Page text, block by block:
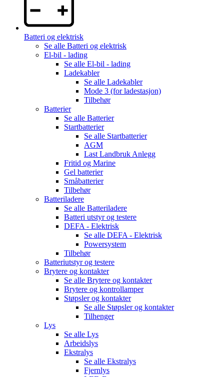
Batteri og elektrisk
Se alle Batteri og elektrisk
El-bil - lading
Se alle El-bil - lading
Ladekabler
Se alle Ladekabler
Mode 3 (for ladestasjon)
Tilbehør
Batterier
Se alle Batterier
Startbatterier
Se alle Startbatterier
AGM
Last Landbruk Anlegg
Fritid og Marine
Gel batterier
Småbatterier
Tilbehør
Batteriladere
Se alle Batteriladere
Batteri utstyr og testere
DEFA - Elektrisk
Se alle DEFA - Elektrisk
Powersystem
Tilbehør
Batteriutstyr og testere
Brytere og kontakter
Se alle Brytere og kontakter
Brytere og kontrollamper
Støpsler og kontakter
Se alle Støpsler og kontakter
Tilhenger
Lys
Se alle Lys
Arbeidslys
Ekstralys
Se alle Ekstralys
Fjernlys